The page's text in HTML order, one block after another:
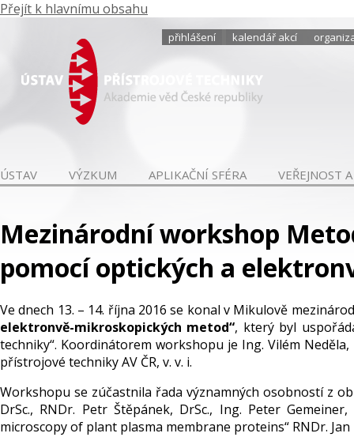
Přejít k hlavnímu obsahu
přihlášení kalendář akcí
ÚSTAV VÝZKUM APLIKAČNÍ SFÉRA VEŘEJNOST
Mezinárodní workshop
pomocí optických a
Ve dnech 13. – 14. října 2016 se konal v Mikulově
elektronvě-mikroskopických metod“, který byl
techniky“. Koordinátorem workshopu je Ing. Vilém
přístrojové techniky AV ČR, v. v. i.
Workshopu se zúčastnila řada významných osobností z
DrSc., RNDr. Petr Štěpánek, DrSc., Ing. Peter
microscopy of plant plasma membrane proteins“ RNDr.